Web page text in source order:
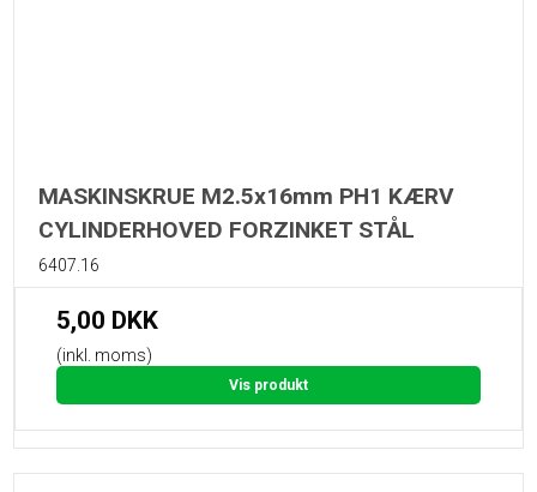
MASKINSKRUE M2.5x16mm PH1 KÆRV
CYLINDERHOVED FORZINKET STÅL
6407.16
5,00 DKK
(inkl. moms)
Vis produkt